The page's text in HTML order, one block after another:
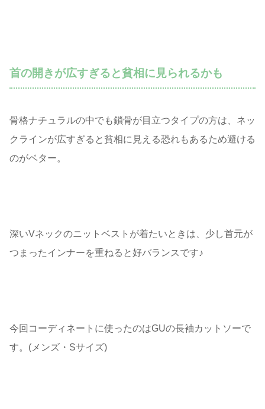
首の開きが広すぎると貧相に見られるかも
骨格ナチュラルの中でも鎖骨が目立つタイプの方は、ネッ
クラインが広すぎると貧相に見える恐れもあるため避ける
のがベター。
深いVネックのニットベストが着たいときは、少し首元が
つまったインナーを重ねると好バランスです♪
今回コーディネートに使ったのはGUの長袖カットソーで
す。(メンズ・Sサイズ)